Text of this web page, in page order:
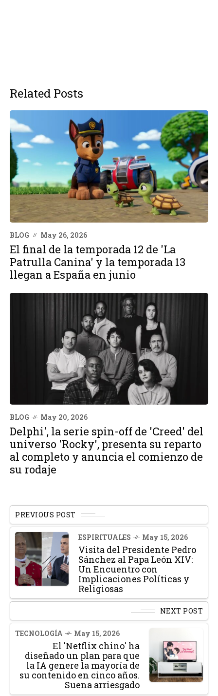
Related Posts
BLOG May 26, 2026
El final de la temporada 12 de 'La
Patrulla Canina' y la temporada 13
llegan a España en junio
BLOG May 20, 2026
Delphi', la serie spin-off de 'Creed' del
universo 'Rocky', presenta su reparto
al completo y anuncia el comienzo de
su rodaje
PREVIOUS POST
ESPIRITUALES May 15, 2026
Visita del Presidente Pedro
Sánchez al Papa León XIV:
Un Encuentro con
Implicaciones Políticas y
Religiosas
NEXT POST
TECNOLOGÍA May 15, 2026
El 'Netflix chino' ha
diseñado un plan para que
la IA genere la mayoría de
su contenido en cinco años.
Suena arriesgado